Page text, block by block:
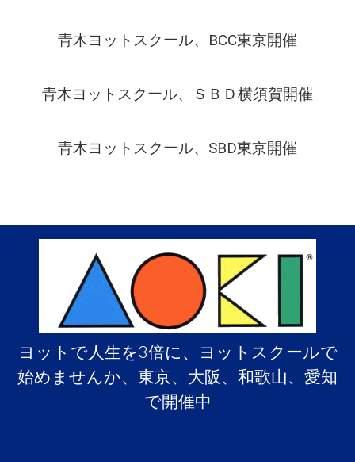
ク・
ス
（2
は
青木ヨットスクール、BCC東京開催
青木ヨットスクール、ＳＢＤ横須賀開催
青木ヨットスクール、SBD東京開催
ヨットで人生を3倍に、ヨットスクールで
始めませんか、東京、大阪、和歌山、愛知
で開催中